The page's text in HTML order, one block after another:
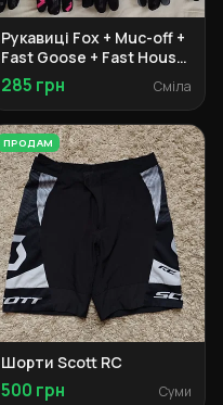
Рукавиці Fox + Muc-off +
Fast Goose + Fast House
+ Vilico
285 грн Сміла
ПРОДАМ
Шорти Scott RC
500 грн Суми